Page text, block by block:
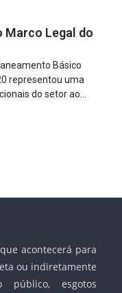
Marco Legal do
Básico
representou uma
do setor ao
privada,
acontecerá para
ou indiretamente
público, esgotos